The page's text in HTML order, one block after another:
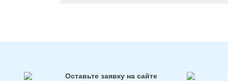
Оставьте заявку на сайте